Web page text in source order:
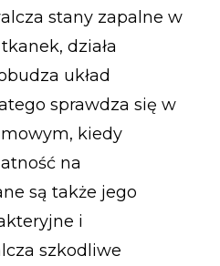
stany zapalne w
działa
układ
sprawdza się w
kiedy
na
są także jego
i
szkodliwe